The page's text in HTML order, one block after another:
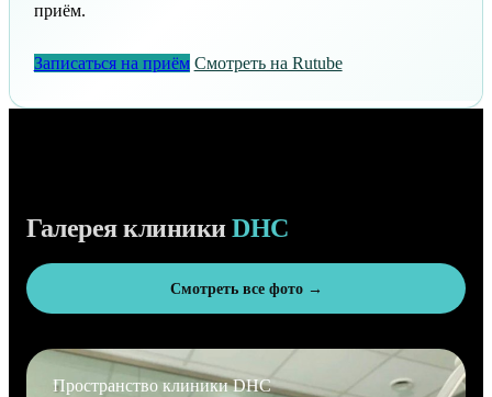
приём.
Записаться на приём Смотреть на Rutube
Галерея клиники DHC
Смотреть все фото →
Пространство клиники DHC